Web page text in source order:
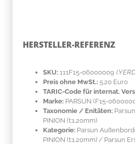
HERSTELLER-REFERENZ
SKU: 111F15-06000009
Preis ohne MwSt.: 5.20 Euro
TARIC-Code für internat.
Marke: PARSUN (F15-
Taxonomie / Enitäten:
PINION (t:1.20mm)
Kategorie: Parsun
PINION (t:1.20mm) / Parsun